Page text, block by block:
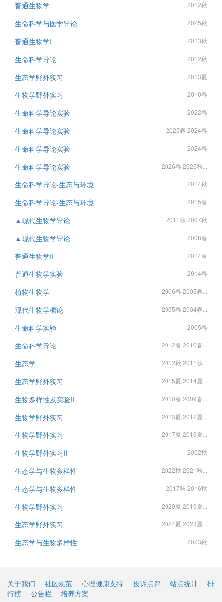
普通生物学 2012秋
生命科学与医学导论 2025秋
普通生物学I 2013秋
生命科学导论 2012秋
生态学野外实习 2013夏
生物学野外实习 2010春
生命科学导论实验 2022春
生命科学导论实验 2025春 2024春
生命科学导论实验 2024春
生命科学导论实验 2026春 2025秋...
生命科学导论-生态与环境 2014秋
生命科学导论-生态与环境 2015春
▲现代生物学导论 2011秋 2007秋
▲现代生物学导论 2008春
普通生物学II 2014春
普通生物学实验 2014春
植物生物学 2006春 2005春...
现代生物学概论 2005春 2004春...
生命科学实验 2005春
生命科学导论 2012春 2010春...
生态学 2012秋 2011秋...
生态学野外实习 2015夏 2014夏...
生物多样性及实验II 2010春 2009春...
生物学野外实习 2013夏 2012夏...
生物学野外实习 2017夏 2016夏...
生物学野外实习II 2002秋
生态学与生物多样性 2022秋 2021秋...
生态学与生物多样性 2017秋 2016秋
生物学野外实习 2020夏 2019夏...
生态学野外实习 2024夏 2023夏...
生态学与生物多样性 2023秋
关于我们 社区规范 心理健康支持 投诉点评 站点统计
排
行榜
公告栏 培养方案